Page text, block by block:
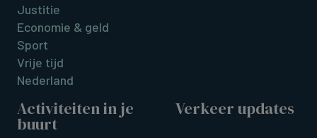
Justitie
Economie & geld
Sport
Vrije tijd
Nederland
Activiteiten in je
buurt
Verkeer updates